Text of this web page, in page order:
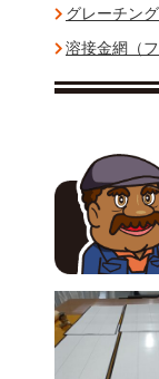
グレーチン
溶接金網（